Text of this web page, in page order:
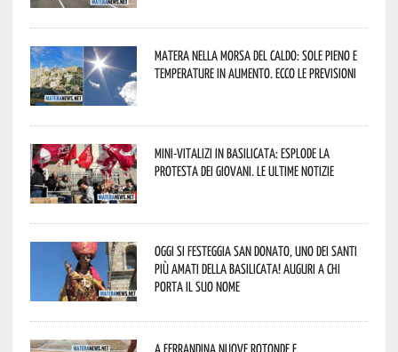
Matera nella morsa del caldo: sole pieno e
temperature in aumento. Ecco le previsioni
Mini-vitalizi in Basilicata: esplode la
protesta dei giovani. Le ultime notizie
Oggi si festeggia San Donato, uno dei Santi
più amati della Basilicata! Auguri a chi
porta il suo nome
A Ferrandina nuove rotonde e